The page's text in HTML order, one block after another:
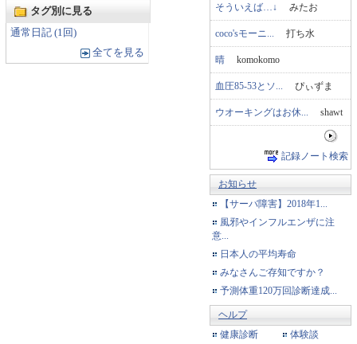
タグ別に見る
通常日記 (1回)
全てを見る
そういえば…↓ みたお
coco'sモーニ... 打ち水
晴 komokomo
血圧85-53とソ... ぴぃずま
ウオーキングはお休... shawt
記録ノート検索
お知らせ
【サーバ障害】2018年1...
風邪やインフルエンザに注
意...
日本人の平均寿命
みなさんご存知ですか？
予測体重120万回診断達成...
ヘルプ
健康診断
体験談